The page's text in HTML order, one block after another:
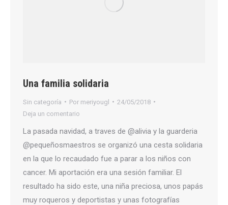
Una familia solidaria
Sin categoría Por meriyougl
24/05/2018
Deja un comentario
La pasada navidad, a traves de @alivia y la guarderia
@pequeñosmaestros se organizó una cesta solidaria
en la que lo recaudado fue a parar a los niños con
cancer. Mi aportación era una sesión familiar. El
resultado ha sido este, una niña preciosa, unos papás
muy roqueros y deportistas y unas fotografías